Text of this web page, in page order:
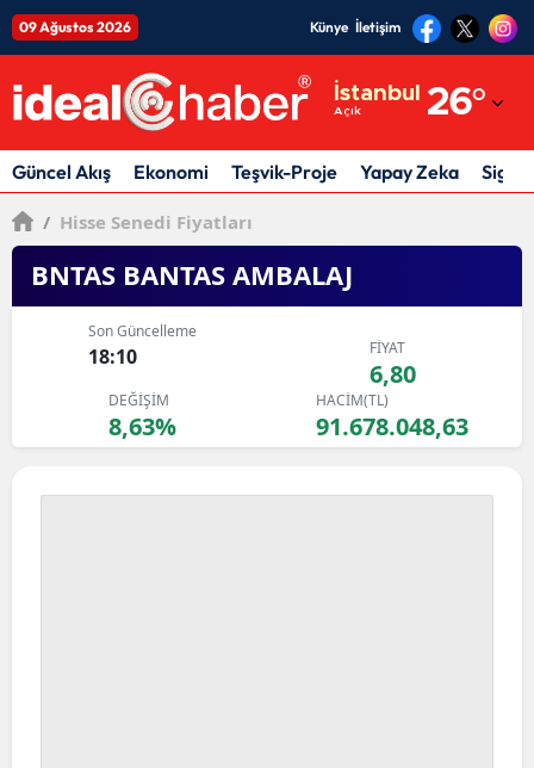
09 Ağustos 2026 Künye İletişim
İstanbul
Açık 26°
Adıyaman
Afyonkarahisar
Antalya
Artvin
Güncel Akış Ekonomi Teşvik-Proje Yapay Zeka
/ Hisse Senedi Fiyatları
BNTAS BANTAS AMBALAJ
Son Güncelleme
18:10 FİYAT
6,80
DEĞİŞİM
8,63%
HACİM(TL)
91.678.048,63